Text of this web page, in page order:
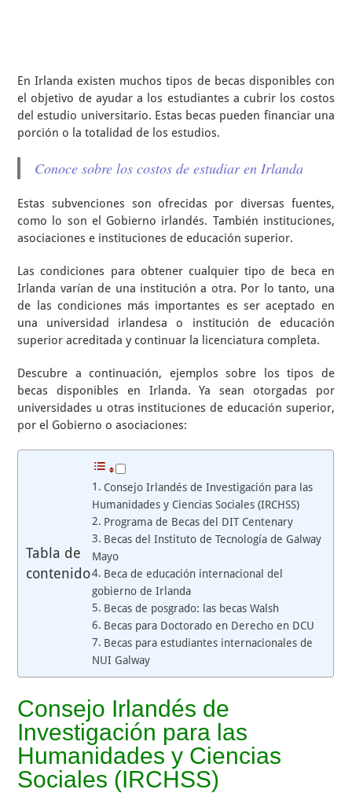
En Irlanda existen muchos tipos de becas disponibles con
el objetivo de ayudar a los estudiantes a cubrir los costos
del estudio universitario. Estas becas pueden financiar una
porción o la totalidad de los estudios.
Conoce sobre los costos de estudiar en Irlanda
Estas subvenciones son ofrecidas por diversas fuentes,
como lo son el Gobierno irlandés. También instituciones,
asociaciones e instituciones de educación superior.
Las condiciones para obtener cualquier tipo de beca en
Irlanda varían de una institución a otra. Por lo tanto, una
de las condiciones más importantes es ser aceptado en
una universidad irlandesa o institución de educación
superior acreditada y continuar la licenciatura completa.
Descubre a continuación, ejemplos sobre los tipos de
becas disponibles en Irlanda. Ya sean otorgadas por
universidades u otras instituciones de educación superior,
por el Gobierno o asociaciones:
Tabla de
contenido
Consejo Irlandés de Investigación para las
Humanidades y Ciencias Sociales (IRCHSS)
Programa de Becas del DIT Centenary
Becas del Instituto de Tecnología de Galway
Mayo
Beca de educación internacional del
gobierno de Irlanda
Becas de posgrado: las becas Walsh
Becas para Doctorado en Derecho en DCU
Becas para estudiantes internacionales de
NUI Galway
Consejo Irlandés de
Investigación para las
Humanidades y Ciencias
Sociales (IRCHSS)